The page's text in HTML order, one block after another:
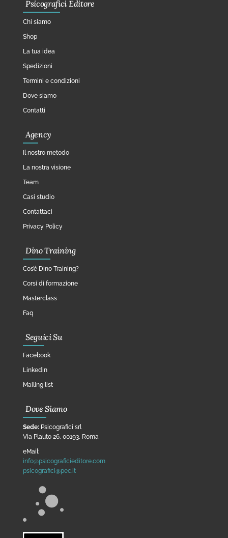
Psicografici Editore
Chi siamo
Shop
La tua idea
Spedizioni
Termini e condizioni
Dove siamo
Contatti
Agency
Il nostro metodo
La nostra visione
Team
Casi studio
Contattaci
Privacy Policy
Dino Training
Cos’è Dino Training?
Corsi di formazione
Masterclass
Faq
Seguici Su
Facebook
Linkedin
Mailing list
Dove Siamo
Sede: Psicografici srl
Via Plauto 26, 00193, Roma
eMail:
info@psicograficieditore.com
psicografici@pec.it